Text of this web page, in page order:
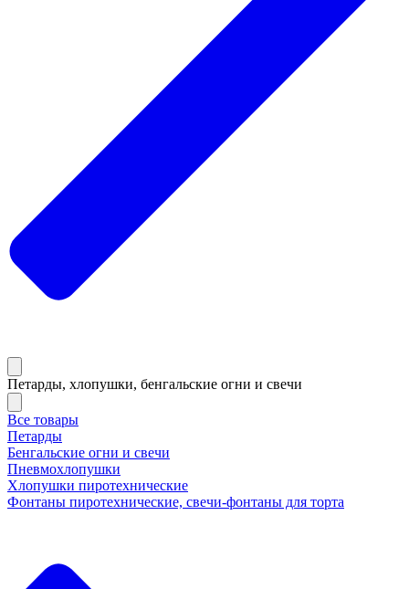
Петарды, хлопушки, бенгальские огни и свечи
Все товары
Петарды
Бенгальские огни и свечи
Пневмохлопушки
Хлопушки пиротехнические
Фонтаны пиротехнические, свечи-фонтаны для торта